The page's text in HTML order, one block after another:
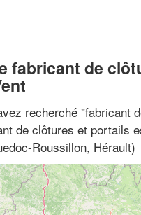
fabricant de
recherché "fabricant
de clôtures et portails
Roussillon, Hérault)